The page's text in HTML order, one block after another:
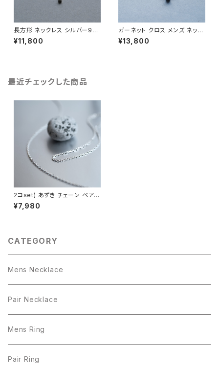
長方形 ネックレス シルバー925
メンズ ユニセックス
¥11,800
ガーネット クロス メンズ ネック
レス シルバー925
¥13,800
最近チェックした商品
2コset) あずき チェーン ペア
ネックレス シルバー925
¥7,980
CATEGORY
Mens Necklace
Pair Necklace
Mens Ring
Pair Ring